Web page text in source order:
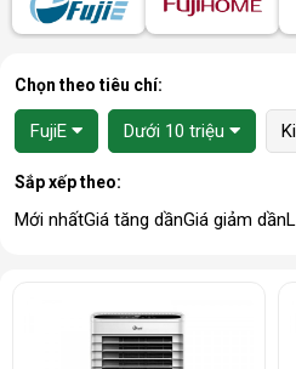
Chọn theo tiêu chí:
FujiE Dưới 10 triệu
Sắp xếp theo:
Mới nhấtGiá tăng dầnGiá giảm dần